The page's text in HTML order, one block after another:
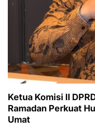
Ketua Komisi II
Ramadan Perkuat
Umat